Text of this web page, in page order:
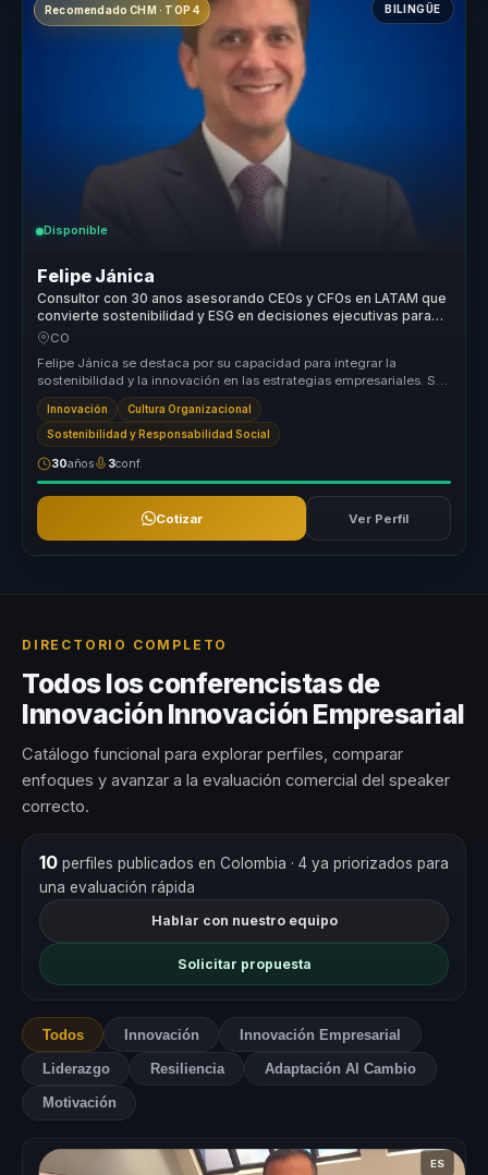
Recomendado CHM · TOP 4 BILINGÜE
Disponible
Felipe Jánica
Consultor con 30 anos asesorando CEOs y CFOs en LATAM que
convierte sostenibilidad y ESG en decisiones ejecutivas para
lideres.
CO
Felipe Jánica se destaca por su capacidad para integrar la
sostenibilidad y la innovación en las estrategias empresariales. Su
enfoque ún...
Innovación Cultura Organizacional
Sostenibilidad y Responsabilidad Social
30años 3conf.
Cotizar Ver Perfil
DIRECTORIO COMPLETO
Todos los conferencistas de
Innovación Innovación Empresarial
Catálogo funcional para explorar perfiles, comparar
enfoques y avanzar a la evaluación comercial del speaker
correcto.
10perfiles publicados en Colombia · 4 ya priorizados para
una evaluación rápida
Hablar con nuestro equipo
Solicitar propuesta
Todos Innovación Innovación Empresarial
Liderazgo Resiliencia Adaptación Al Cambio
Motivación
ES